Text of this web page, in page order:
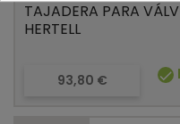
TAJADERA PARA
HERTELL
Precio
93,80 € 